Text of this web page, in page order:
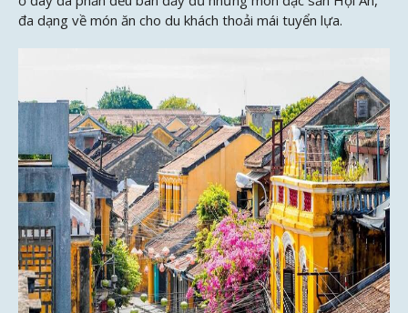
đa dạng về món ăn cho du khách thoải mái tuyển lựa.